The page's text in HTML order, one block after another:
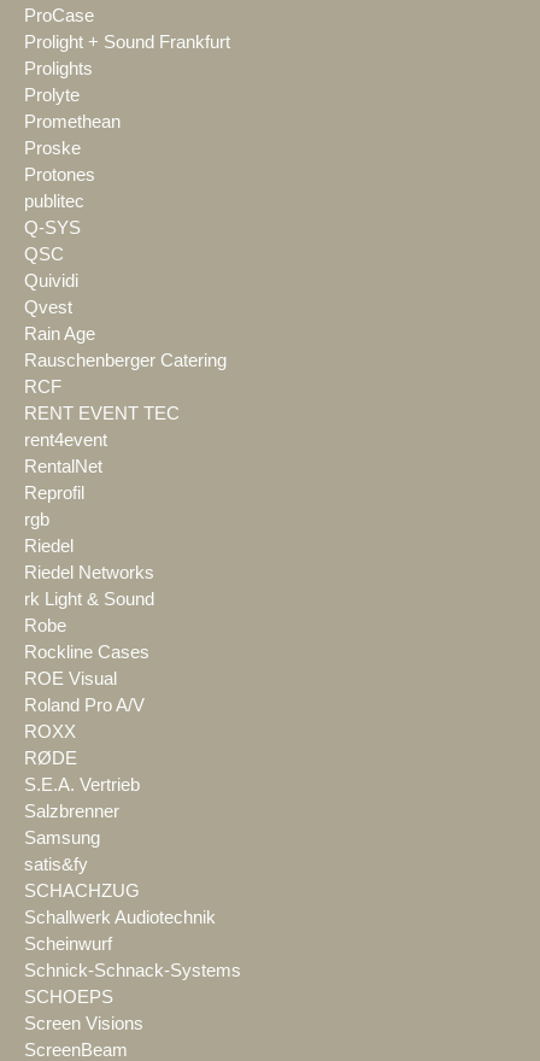
ProCase
Prolight + Sound Frankfurt
Prolights
Prolyte
Promethean
Proske
Protones
publitec
Q-SYS
QSC
Quividi
Qvest
Rain Age
Rauschenberger Catering
RCF
RENT EVENT TEC
rent4event
RentalNet
Reprofil
rgb
Riedel
Riedel Networks
rk Light & Sound
Robe
Rockline Cases
ROE Visual
Roland Pro A/V
ROXX
RØDE
S.E.A. Vertrieb
Salzbrenner
Samsung
satis&fy
SCHACHZUG
Schallwerk Audiotechnik
Scheinwurf
Schnick-Schnack-Systems
SCHOEPS
Screen Visions
ScreenBeam